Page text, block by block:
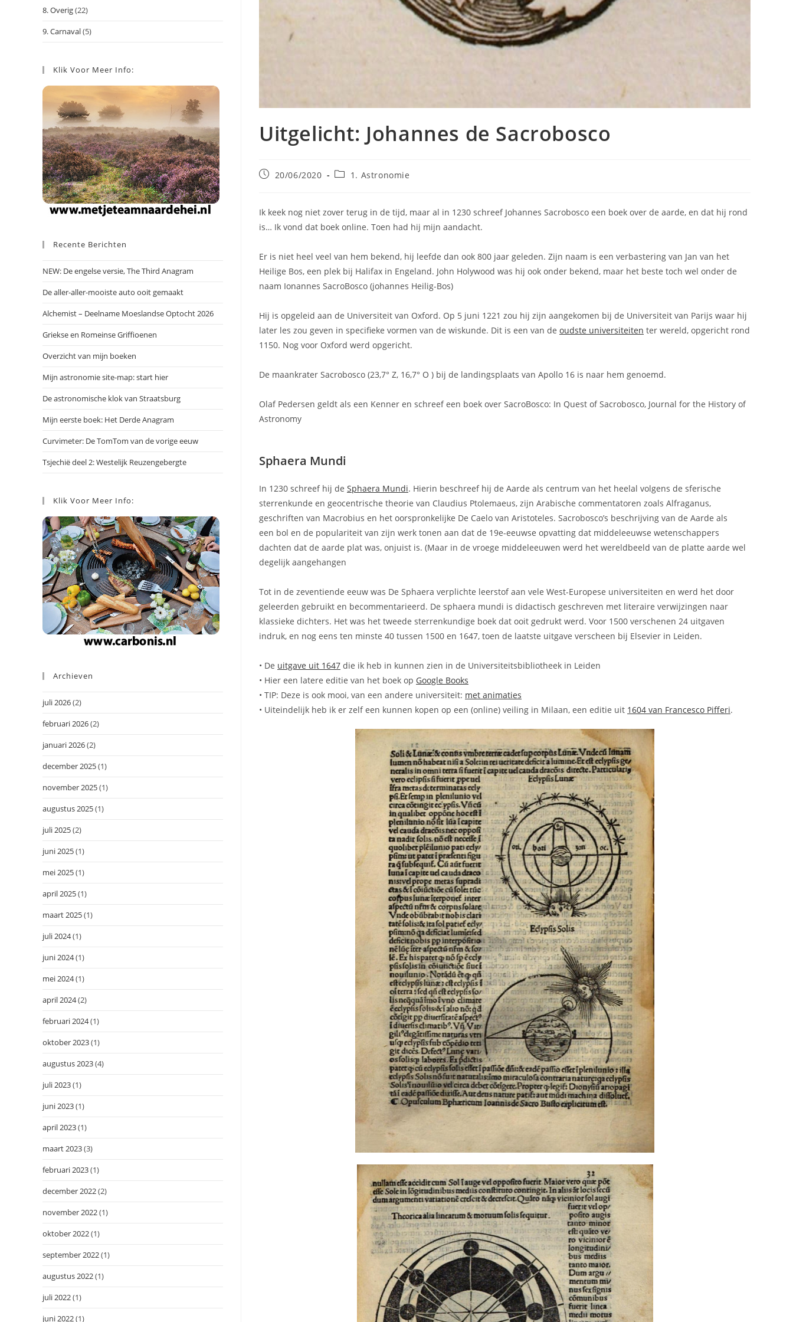
Uitgelicht: Johannes de Sacrobosco
Bericht20/06/2020 Berichtcategorie:
1. Astronomie
Ik keek nog niet zover terug in de tijd, maar al in 1230 schreef Johannes Sacrobosco een boek over de aarde, en dat hij rond
is… Ik vond dat boek online. Toen had hij mijn aandacht.
Er is niet heel veel van hem bekend, hij leefde dan ook 800 jaar geleden. Zijn naam is een verbastering van Jan van het
Heilige Bos, een plek bij Halifax in Engeland. John Holywood was hij ook onder bekend, maar het beste toch wel onder de
naam Ionannes SacroBosco (johannes Heilig-Bos)
Hij is opgeleid aan de Universiteit van Oxford. Op 5 juni 1221 zou hij zijn aangekomen bij de Universiteit van Parijs waar hij
later les zou geven in specifieke vormen van de wiskunde. Dit is een van de oudste universiteiten ter wereld, opgericht rond
1150. Nog voor Oxford werd opgericht.
De maankrater Sacrobosco (23,7° Z, 16,7° O ) bij de landingsplaats van Apollo 16 is naar hem genoemd.
Olaf Pedersen geldt als een Kenner en schreef een boek over SacroBosco: In Quest of Sacrobosco, Journal for the History of
Astronomy
Sphaera Mundi
In 1230 schreef hij de Sphaera Mundi. Hierin beschreef hij de Aarde als centrum van het heelal volgens de sferische
sterrenkunde en geocentrische theorie van Claudius Ptolemaeus, zijn Arabische commentatoren zoals Alfraganus,
geschriften van Macrobius en het oorspronkelijke De Caelo van Aristoteles. Sacrobosco’s beschrijving van de Aarde als
een bol en de populariteit van zijn werk tonen aan dat de 19e-eeuwse opvatting dat middeleeuwse wetenschappers
dachten dat de aarde plat was, onjuist is. (Maar in de vroege middeleeuwen werd het wereldbeeld van de platte aarde wel
degelijk aangehangen
Tot in de zeventiende eeuw was De Sphaera verplichte leerstof aan vele West-Europese universiteiten en werd het door
geleerden gebruikt en becommentarieerd. De sphaera mundi is didactisch geschreven met literaire verwijzingen naar
klassieke dichters. Het was het tweede sterrenkundige boek dat ooit gedrukt werd. Voor 1500 verschenen 24 uitgaven
indruk, en nog eens ten minste 40 tussen 1500 en 1647, toen de laatste uitgave verscheen bij Elsevier in Leiden.
• De uitgave uit 1647 die ik heb in kunnen zien in de Universiteitsbibliotheek in Leiden
• Hier een latere editie van het boek op Google Books
• TIP: Deze is ook mooi, van een andere universiteit: met animaties
• Uiteindelijk heb ik er zelf een kunnen kopen op een (online) veiling in Milaan, een editie uit 1604 van Francesco Pifferi.
8. Overig(22)
9. Carnaval(5)
Klik Voor Meer Info:
Recente Berichten
NEW: De engelse versie, The Third Anagram
De aller-aller-mooiste auto ooit gemaakt
Alchemist – Deelname Moeslandse Optocht 2026
Griekse en Romeinse Griffioenen
Overzicht van mijn boeken
Mijn astronomie site-map: start hier
De astronomische klok van Straatsburg
Mijn eerste boek: Het Derde Anagram
Curvimeter: De TomTom van de vorige eeuw
Tsjechië deel 2: Westelijk Reuzengebergte
Klik Voor Meer Info:
Archieven
juli 2026(2)
februari 2026(2)
januari 2026(2)
december 2025(1)
november 2025(1)
augustus 2025(1)
juli 2025(2)
juni 2025(1)
mei 2025(1)
april 2025(1)
maart 2025(1)
juli 2024(1)
juni 2024(1)
mei 2024(1)
april 2024(2)
februari 2024(1)
oktober 2023(1)
augustus 2023(4)
juli 2023(1)
juni 2023(1)
april 2023(1)
maart 2023(3)
februari 2023(1)
december 2022(2)
november 2022(1)
oktober 2022(1)
september 2022(1)
augustus 2022(1)
juli 2022(1)
juni 2022(1)